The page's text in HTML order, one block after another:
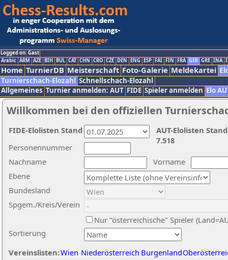
Logged on: Gast
Arabic ARM AZE BIH BUL CAT CHN CRO CZE DEN ENG ESP FAI FIN FRA GER GRE INA
Home TurnierDB Meisterschaft Foto-Galerie Meldekartei
Turnierschach-Elozahl Schnellschach-Elozahl
Allgemeines Turnier anmelden: AUT FIDE Spieler anmelden Elo
Willkommen bei den offiziellen
Nachname
Vorname
Ebene
Sortierung
Personennummer
Bundesland
Spgem./Kreis/Verein
Nur "österreichische" Spieler
Vereinslisten:Wien Niederösterreich Burgenland
AUT-Elolisten
7.518
FIDE-Elolisten Stand